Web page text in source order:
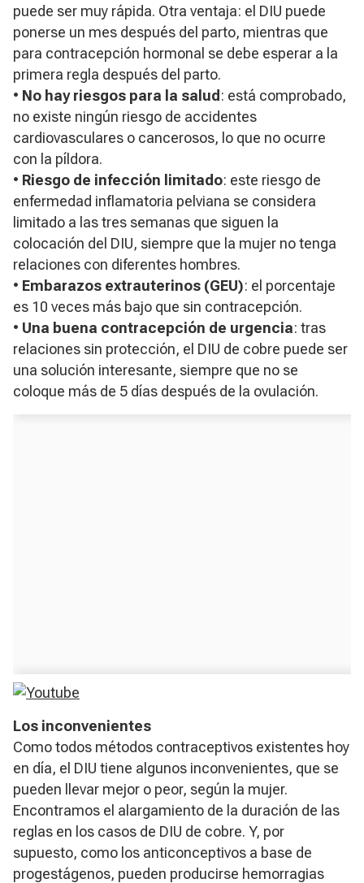
puede ser muy rápida. Otra ventaja: el DIU puede
ponerse un mes después del parto, mientras que
para contracepción hormonal se debe esperar a la
primera regla después del parto.
• No hay riesgos para la salud : está comprobado,
no existe ningún riesgo de accidentes
cardiovasculares o cancerosos, lo que no ocurre
con la píldora.
• Riesgo de infección limitado: este riesgo de
enfermedad inflamatoria pelviana se considera
limitado a las tres semanas que siguen la
colocación del DIU, siempre que la mujer no tenga
relaciones con diferentes hombres.
• Embarazos extrauterinos (GEU): el porcentaje
es 10 veces más bajo que sin contracepción.
• Una buena contracepción de urgencia: tras
relaciones sin protección, el DIU de cobre puede ser
una solución interesante, siempre que no se
coloque más de 5 días después de la ovulación.
Los inconvenientes
Como todos métodos contraceptivos existentes hoy
en día, el DIU tiene algunos inconvenientes, que se
pueden llevar mejor o peor, según la mujer.
Encontramos el alargamiento de la duración de las
reglas en los casos de DIU de cobre. Y, por
supuesto, como los anticonceptivos a base de
progestágenos, pueden producirse hemorragias